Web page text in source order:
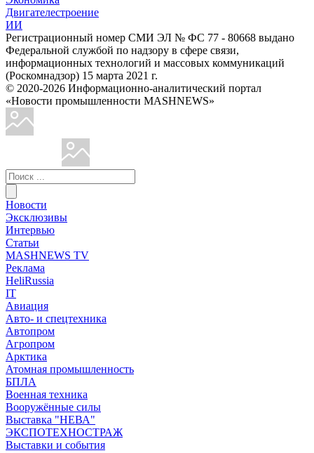
Двигателестроение
ИИ
Регистрационный номер СМИ ЭЛ № ФС 77 - 80668 выдано
Федеральной службой по надзору в сфере связи,
информационных технологий и массовых коммуникаций
(Роскомнадзор) 15 марта 2021 г.
© 2020-2026 Информационно-аналитический портал
«Новости промышленности MASHNEWS»
Новости
Эксклюзивы
Интервью
Статьи
MASHNEWS TV
Реклама
HeliRussia
IT
Авиация
Авто- и спецтехника
Автопром
Агропром
Арктика
Атомная промышленность
БПЛА
Военная техника
Вооружённые силы
Выставка "НЕВА"
ЭКСПОТЕХНОСТРАЖ
Выставки и события